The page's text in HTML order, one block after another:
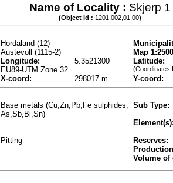
Name of Locality : Skjerp 1
(Object Id : 1201,002,01,00)
Hordaland (12)
Austevoll (1115-2)
Map
Longitude: 5.3521300
Latitude:
EU89-UTM Zone 32
(Coordinates
X-coord: 298017 m.
Y-coord:
Base metals (Cu,Zn,Pb,Fe sulphides,
As,Sb,Bi,Sn)
Sub Type:
Pitting
Reserves:
Volume of